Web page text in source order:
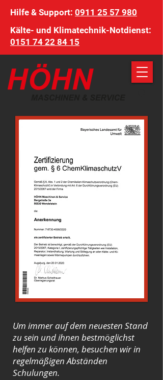
Hilfe & Support: 0911 25 57 980
Kälte- und Klimatechnik-Notdienst:
0151 74 22 84 15
Um immer auf dem neuesten Stand
zu sein und ihnen bestmöglichst
helfen zu können, besuchen wir in
regelmäßigen Abständen
Schulungen.